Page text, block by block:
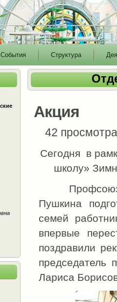
События Структура
Акция
42 просмотра
Сегодня в
школу»
Пушкина
семей
впервые
поздравили
председатель
Лариса